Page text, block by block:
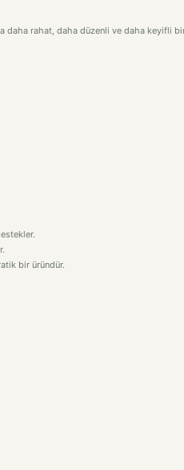
daha rahat, daha düzenli ve daha keyifli
bir üründür.